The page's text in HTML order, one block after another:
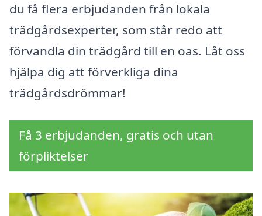
du få flera erbjudanden från lokala
trädgårdsexperter, som står redo att
förvandla din trädgård till en oas. Låt oss
hjälpa dig att förverkliga dina
trädgårdsdrömmar!
Få 3 erbjudanden, gratis och utan
förpliktelser